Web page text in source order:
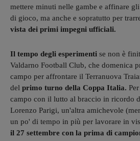
mettere minuti nelle gambe e affinare
di gioco, ma anche e sopratutto per
vista dei primi impegni ufficiali.
Il tempo degli esperimenti se non è
Valdarno Football Club, che domenica
campo per affrontare il Terranuova
del primo turno della Coppa Italia.
campo con il lutto al braccio in ricordo
Lorenzo Parigi, un'altra amichevole
un po' di tempo in più per lavorare in
il 27 settembre con la prima di